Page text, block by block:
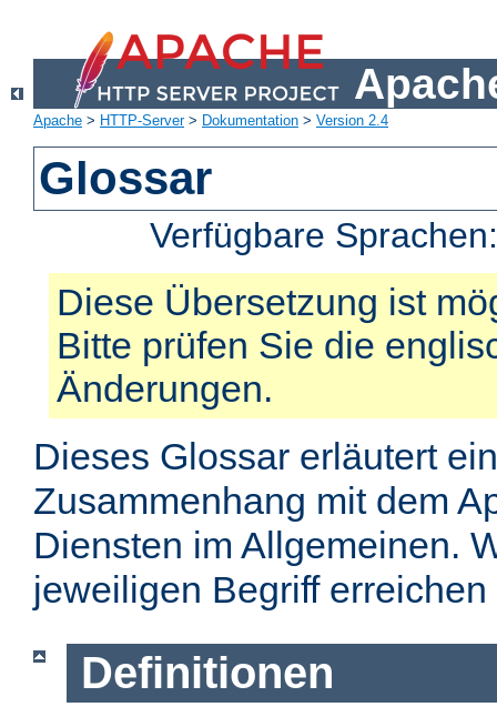
Apache > HTTP-Server> Dokumentation > Version 2.4
Glossar
Verfügbare
Diese Übersetzung ist
Bitte prüfen Sie die
Änderungen.
Dieses Glossar erläutert
Zusammenhang mit dem
Diensten im Allgemeinen.
jeweiligen Begriff
Definitionen